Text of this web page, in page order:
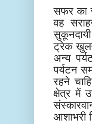
सफर का
वह
ट्रेक
अन्य
पर्यटन
रहने
क्षेत्र में
आशाभरी